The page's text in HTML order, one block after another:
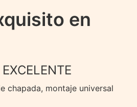
en
chapada, montaje universal